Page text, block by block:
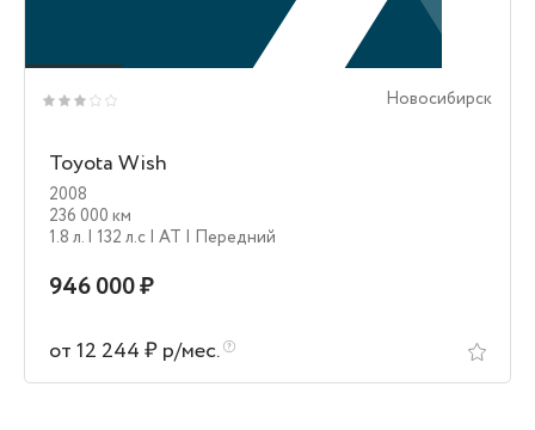
Новосибирск
Toyota Wish
2008
236 000 км
1.8 л. | 132 л.c | AT | Передний
946 000 ₽
от 12 244 ₽ р/мес.